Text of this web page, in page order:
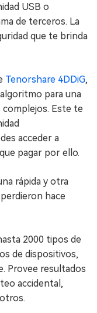
USB o
de terceros. La
que te brinda
Tenorshare 4DDiG,
para una
complejos. Este te
acceder a
pagar por ello.
rápida y otra
hace
2000 tipos de
de dispositivos,
Provee resultados
accidental,